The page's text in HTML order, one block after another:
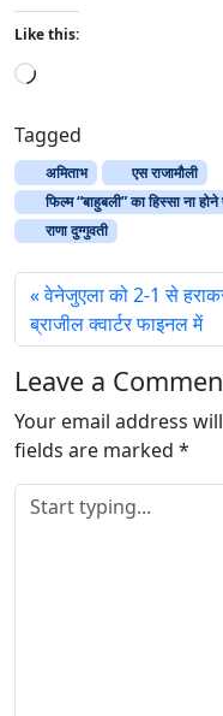
Like this:
L
a
d
i
n
g
…
Tagged
अमिताभ
एस राजामौली
फिल्म “बाहुबली” का हिस्सा ना
राणा दुग्गुवती
वेनेजुएला को 2-1 से
ब्राजील क्वार्टर फाइनल में
Leave a
Your email address
fields are marked *